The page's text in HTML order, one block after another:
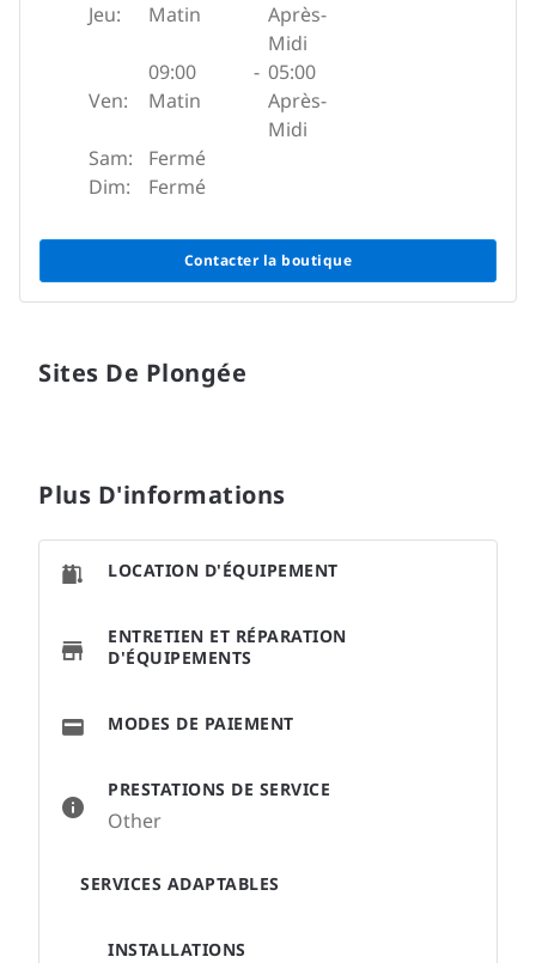
Jeu:
Matin
Après-
Midi
Ven:
09:00
Matin
- 05:00
Après-
Midi
Sam:
Fermé
Dim:
Fermé
Contacter la boutique
Sites De Plongée
Plus D'informations
PRESTATIONS DE SERVICE
Other
SERVICES ADAPTABLES
INSTALLATIONS
LOCATION D'ÉQUIPEMENT
ENTRETIEN ET RÉPARATION
D'ÉQUIPEMENTS
MODES DE PAIEMENT